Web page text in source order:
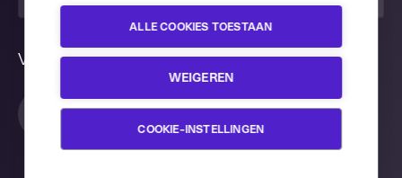
ALLE COOKIES TOESTAAN
WEIGEREN
COOKIE-INSTELLINGEN
Volg ons